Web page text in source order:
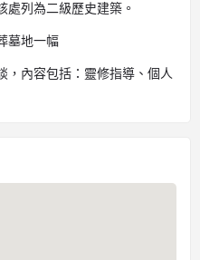
處列為二級歷史建築。
墓地一幅
，內容包括：靈修指導、個人